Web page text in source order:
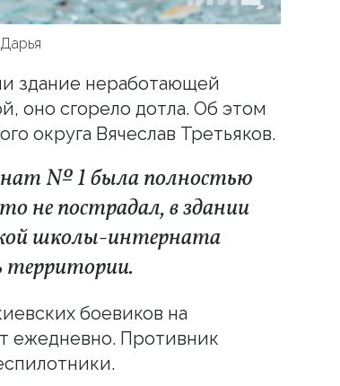
здание неработающей
оно сгорело дотла. Об этом
округа Вячеслав Третьяков.
№ 1 была полностью
не пострадал, в здании
школы-интерната
территории.
боевиков на
ежедневно. Противник